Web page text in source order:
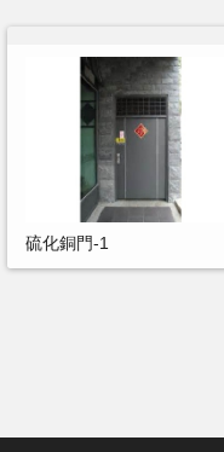
硫化銅門-1